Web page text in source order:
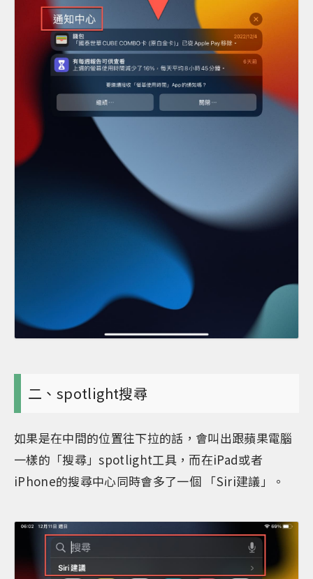
二、spotlight搜尋
如果是在中間的位置往下拉的話，會叫出跟蘋果電腦
一樣的「搜尋」spotlight工具，而在iPad或者
iPhone的搜尋中心同時會多了一個 「Siri建議」。